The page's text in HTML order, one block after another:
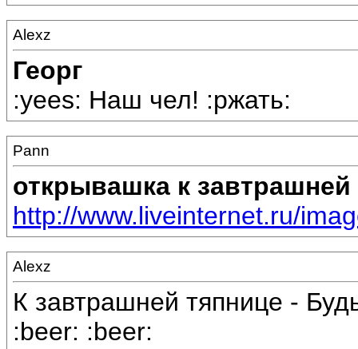
Alexz
Георг
:yees: Наш чел! :ржать:
Pann
открывашка к завтрашней
http://www.liveinternet.ru/
Alexz
К завтрашней тяпнице -
:beer: :beer: